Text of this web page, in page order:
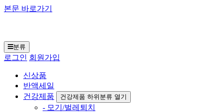
본문 바로가기
분류
로그인 회원가입
신상품
반액세일
건강제품
건강제품 하위분류 열기
- 모기/벌레퇴치